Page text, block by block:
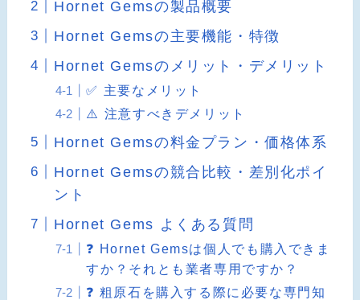
Hornet Gemsの製品概要
Hornet Gemsの主要機能・特徴
Hornet Gemsのメリット・デメリット
✅ 主要なメリット
⚠️ 注意すべきデメリット
Hornet Gemsの料金プラン・価格体系
Hornet Gemsの競合比較・差別化ポイ
ント
Hornet Gems よくある質問
❓ Hornet Gemsは個人でも購入できま
すか？それとも業者専用ですか？
❓ 粗原石を購入する際に必要な専門知